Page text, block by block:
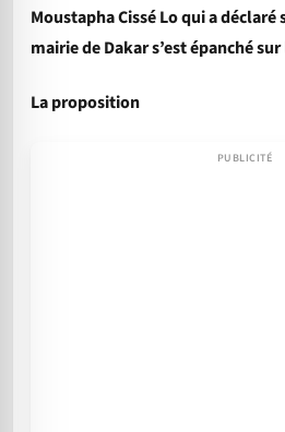
Moustapha Cissé Lo qui a déclaré
mairie de Dakar s’est épanché
La proposition